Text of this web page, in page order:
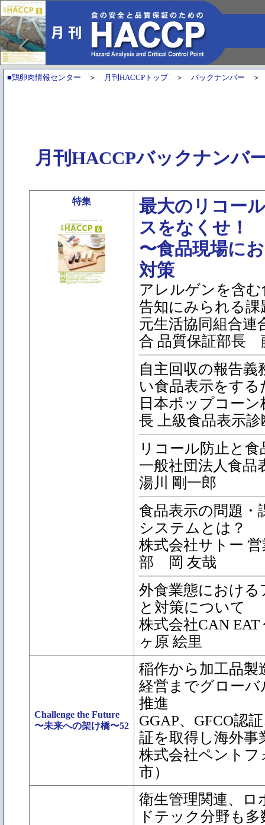
■鶏卵肉情報センター ＞ 月刊HACCPトップ＞ バックナンバー
月刊HACCPバックナンバ
特集
最大のリコー
スをなくせ！
〜食品現場に
対策
アレルゲンを含
告知にみられる課
元生活協同組合連
合 品質保証部長
自主回収の報告
い食品表示をす
日本ポップコー
長 上級食品表示
リコール防止と
一般社団法人食
湯川 剛一郎
食品表示の問題・
システムとは？
株式会社サトー
部 岡 友哉
外食業態におけ
と対策について
株式会社CAN
ヶ原 絵里
Challenge the Future
〜未来への架け橋〜52
稲作から加工品製
経営までグロー
推進
GGAP、GFCO認
証を取得し海外事
株式会社ペントフ
市）
衛生管理関連、ロ
ドテック分野も多